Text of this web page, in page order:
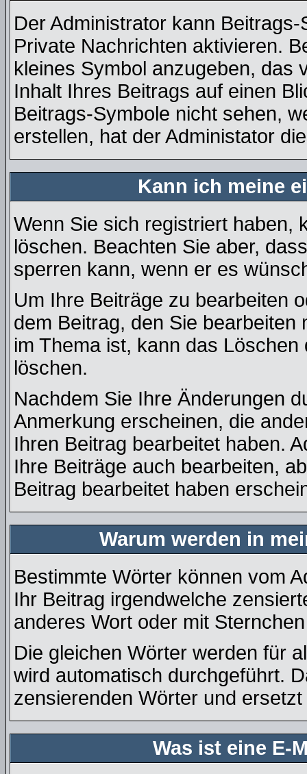
Der Administrator kann
Private Nachrichten aktivieren.
kleines Symbol anzugeben, das
Inhalt Ihres Beitrags auf einen
Beitrags-Symbole nicht sehen,
erstellen, hat der Administator
Kann ich meine
Wenn Sie sich registriert haben,
löschen. Beachten Sie aber,
sperren kann, wenn er es
Um Ihre Beiträge zu bearbeiten
dem Beitrag, den Sie
im Thema ist, kann das
löschen.
Nachdem Sie Ihre Änderungen
Anmerkung erscheinen, die
Ihren Beitrag bearbeitet haben.
Ihre Beiträge auch bearbeiten,
Beitrag bearbeitet haben
Warum werden in
Bestimmte Wörter können vom
Ihr Beitrag irgendwelche
anderes Wort oder mit
Die gleichen Wörter werden für
wird automatisch durchgeführt.
zensierenden Wörter und ersetzt
Was ist eine E-